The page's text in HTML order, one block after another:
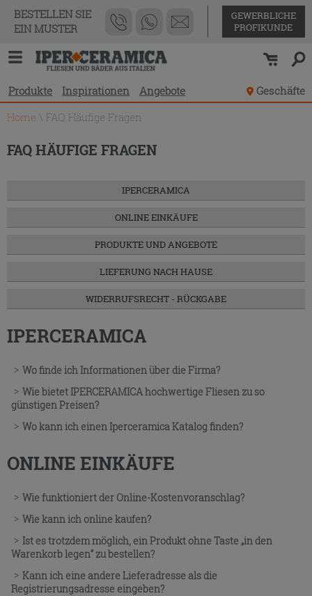
BESTELLEN SIE
EIN MUSTER
GEWERBLICHE
PROFIKUNDE
Produkte Inspirationen Angebote
Geschäfte
Home \ FAQ Häufige Fragen
FAQ HÄUFIGE FRAGEN
IPERCERAMICA
ONLINE EINKÄUFE
PRODUKTE UND ANGEBOTE
LIEFERUNG NACH HAUSE
WIDERRUFSRECHT - RÜCKGABE
IPERCERAMICA
Wo finde ich Informationen über die Firma?
Wie bietet IPERCERAMICA hochwertige Fliesen zu so
günstigen Preisen?
Wo kann ich einen Iperceramica Katalog finden?
ONLINE EINKÄUFE
Wie funktioniert der Online-Kostenvoranschlag?
Wie kann ich online kaufen?
Ist es trotzdem möglich, ein Produkt ohne Taste „in den
Warenkorb legen“ zu bestellen?
Kann ich eine andere Lieferadresse als die
Registrierungsadresse eingeben?